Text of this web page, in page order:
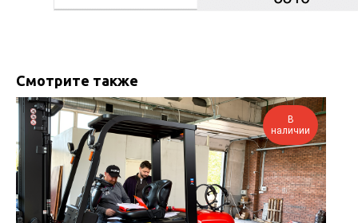
Смотрите также
В
наличии